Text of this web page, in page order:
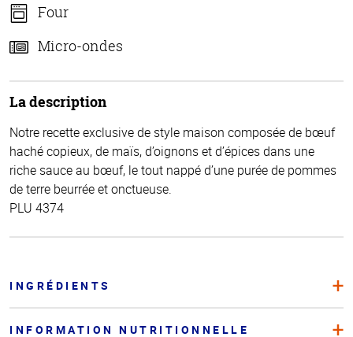
Four
Micro-ondes
La description
Notre recette exclusive de style maison composée de bœuf
haché copieux, de maïs, d’oignons et d’épices dans une
riche sauce au bœuf, le tout nappé d’une purée de pommes
de terre beurrée et onctueuse.
PLU 4374
INGRÉDIENTS
INFORMATION NUTRITIONNELLE